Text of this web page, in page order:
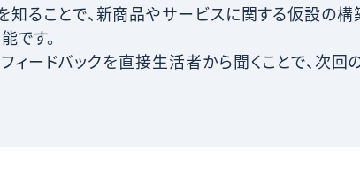
ることで、新商品やサービスに関する仮設の構
です。
ィードバックを直接生活者から聞くことで、次